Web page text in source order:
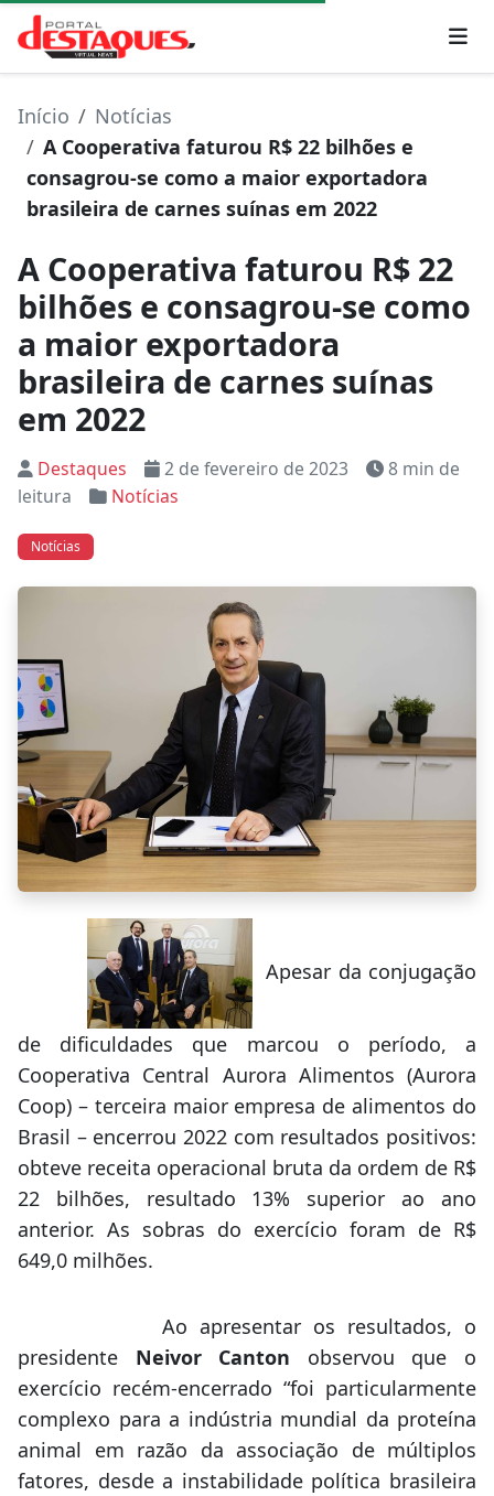
Início
Notícias
A Cooperativa faturou R$ 22 bilhões e
consagrou-se como a maior exportadora
brasileira de carnes suínas em 2022
A Cooperativa faturou R$ 22
bilhões e consagrou-se como
a maior exportadora
brasileira de carnes suínas
em 2022
Destaques 2 de fevereiro de 2023
8 min de
leitura
Notícias
Notícias
Apesar da conjugação
de dificuldades que marcou o período, a
Cooperativa Central Aurora Alimentos (Aurora
Coop) – terceira maior empresa de alimentos do
Brasil – encerrou 2022 com resultados positivos:
obteve receita operacional bruta da ordem de R$
22 bilhões, resultado 13% superior ao ano
anterior. As sobras do exercício foram de R$
649,0 milhões.
Ao apresentar os resultados, o
presidente Neivor Canton observou que o
exercício recém-encerrado “foi particularmente
complexo para a indústria mundial da proteína
animal em razão da associação de múltiplos
fatores, desde a instabilidade política brasileira